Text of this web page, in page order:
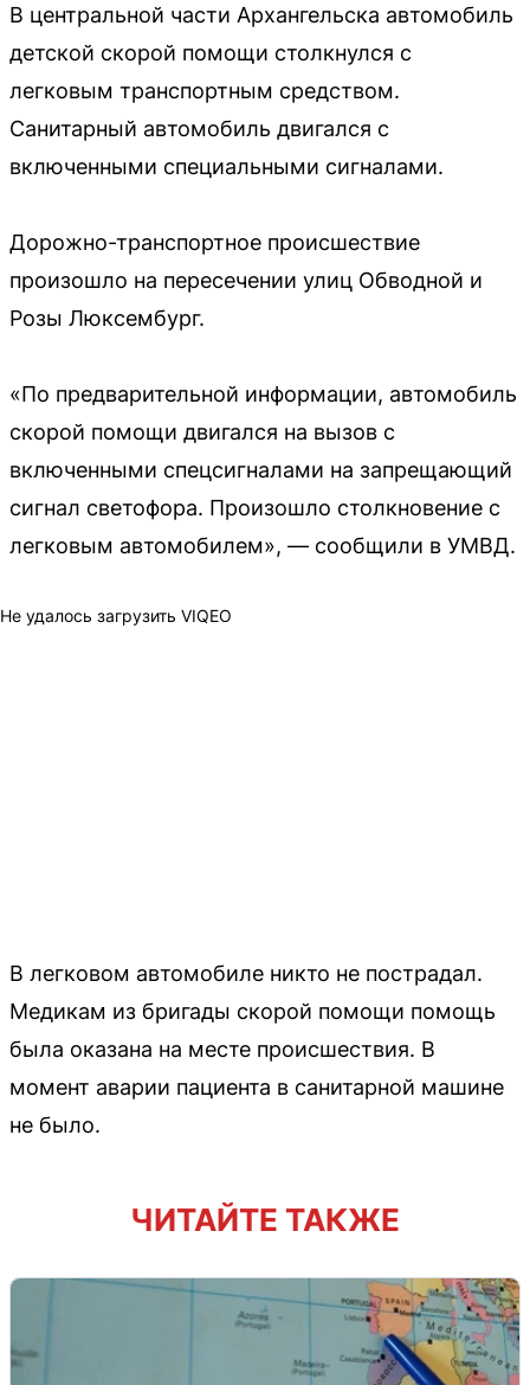
В центральной части Архангельска автомобиль
детской скорой помощи столкнулся с
легковым транспортным средством.
Санитарный автомобиль двигался с
включенными специальными сигналами.
Дорожно-транспортное происшествие
произошло на пересечении улиц Обводной и
Розы Люксембург.
«По предварительной информации, автомобиль
скорой помощи двигался на вызов с
включенными спецсигналами на запрещающий
сигнал светофора. Произошло столкновение с
легковым автомобилем», — сообщили в УМВД.
Не удалось загрузить VIQEO
В легковом автомобиле никто не пострадал.
Медикам из бригады скорой помощи помощь
была оказана на месте происшествия. В
момент аварии пациента в санитарной машине
не было.
ЧИТАЙТЕ ТАКЖЕ